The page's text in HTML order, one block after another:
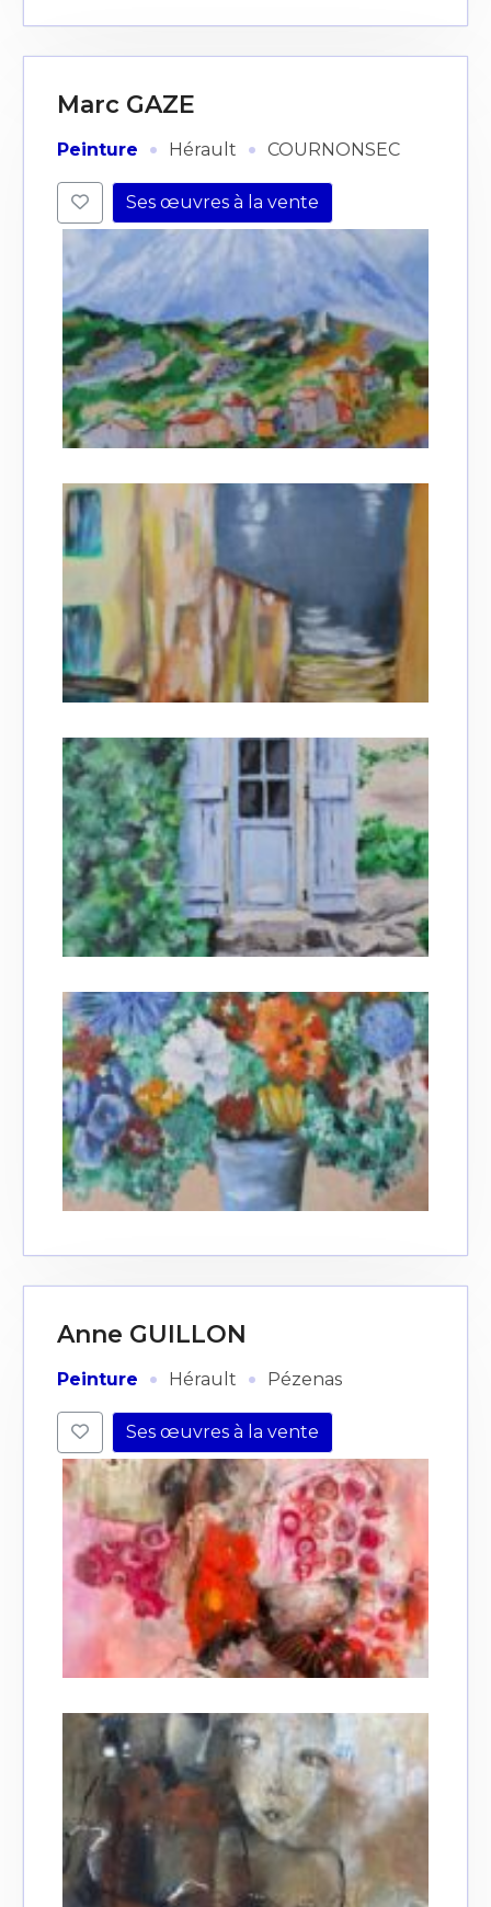
Marc GAZE
Peinture · Hérault · COURNONSEC
Ses œuvres à la vente
Anne GUILLON
Peinture · Hérault · Pézenas
Ses œuvres à la vente